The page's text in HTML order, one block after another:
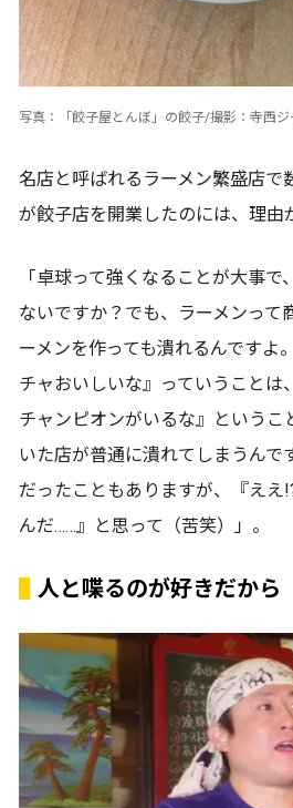
写真：「餃子屋とんぼ」の餃子/撮影：寺西ジ
名店と呼ばれるラーメン繁盛店で
が餃子店を開業したのには、理由
「卓球って強くなることが大事
ないですか？でも、ラーメンって
ーメンを作っても潰れるんですよ
チャおいしいな』っていうことは
チャンピオンがいるな』というこ
いた店が普通に潰れてしまうんで
だったこともありますが、『ええ
んだ……』と思って（苦笑）」。
人と喋るのが好きだから